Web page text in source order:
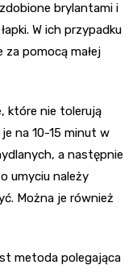
brylantami i
W ich przypadku
za pomocą małej
które nie tolerują
na 10-15 minut w
a następnie
umyciu należy
Można je również
metoda polegająca